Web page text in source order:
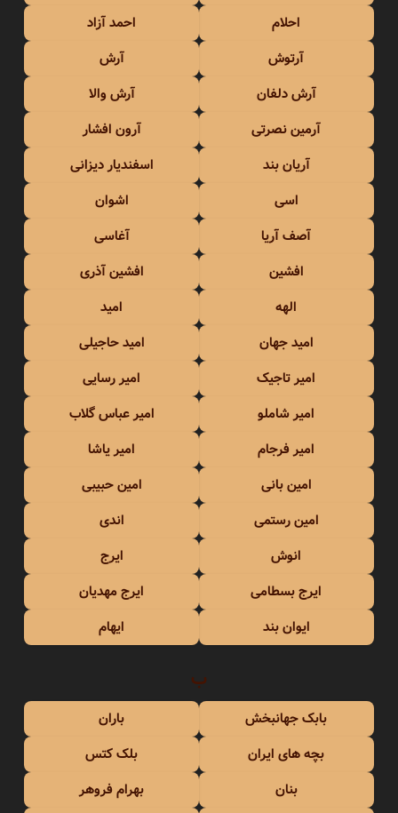
احلام
احمد آزاد
آرتوش
آرش
آرش دلفان
آرش والا
آرمین نصرتی
آرون افشار
آریان بند
اسفندیار دیزانی
اسی
اشوان
آصف آریا
آغاسی
افشین
افشین آذری
الهه
امید
امید جهان
امید حاجیلی
امیر تاجیک
امیر رسایی
امیر شاملو
امیر عباس گلاب
امیر فرجام
امیر یاشا
امین بانی
امین حبیبی
امین رستمی
اندی
انوش
ایرج
ایرج بسطامی
ایرج مهدیان
ایوان بند
ایهام
ب
بابک جهانبخش
باران
بچه های ایران
بلک کتس
بنان
بهرام فروهر